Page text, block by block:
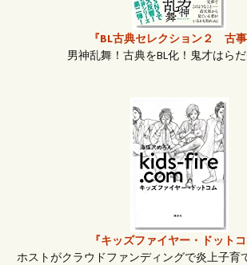
『BL古典セレクション２ 古事
男神乱舞！古典をBL化！鬼才はら
『キッズファイヤー・ドットコ
ホストがクラウドファンディングで炎上子育